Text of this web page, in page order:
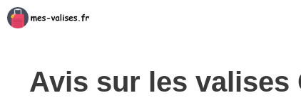
Aller
au
Avis sur les valises